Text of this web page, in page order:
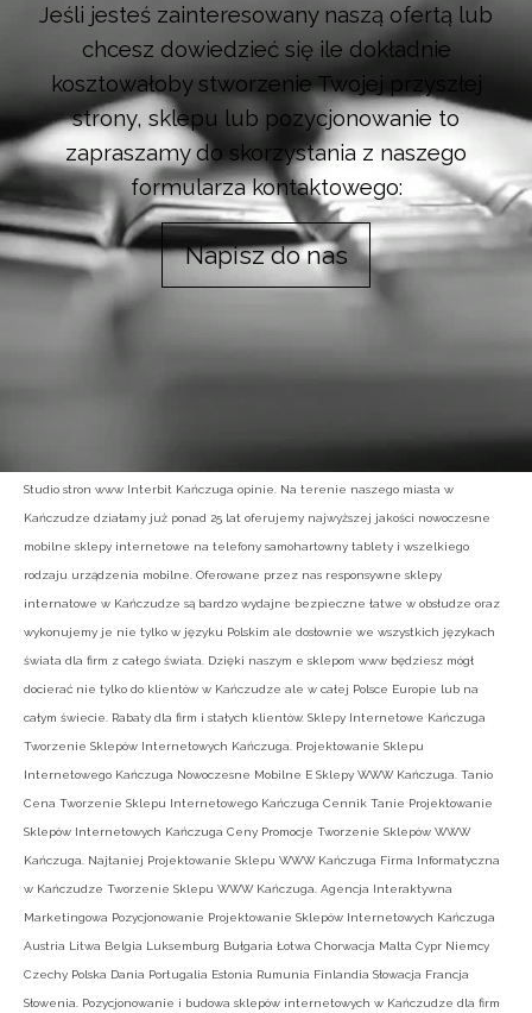
Jeśli jesteś zainteresowany naszą ofertą lub
chcesz dowiedzieć się ile dokładnie
kosztowałoby stworzenie Twojej przyszłej
strony, sklepu lub pozycjonowanie to
zapraszamy do skorzystania z naszego
formularza kontaktowego:
Napisz do nas
Studio stron www Interbit Kańczuga opinie. Na terenie naszego miasta w
Kańczudze działamy już ponad 25 lat oferujemy najwyższej jakości nowoczesne
mobilne sklepy internetowe na telefony samohartowny tablety i wszelkiego
rodzaju urządzenia mobilne. Oferowane przez nas responsywne sklepy
internatowe w Kańczudze są bardzo wydajne bezpieczne łatwe w obsłudze oraz
wykonujemy je nie tylko w języku Polskim ale dosłownie we wszystkich językach
świata dla firm z całego świata. Dzięki naszym e sklepom www będziesz mógł
docierać nie tylko do klientów w Kańczudze ale w całej Polsce Europie lub na
całym świecie. Rabaty dla firm i stałych klientów. Sklepy Internetowe Kańczuga
Tworzenie Sklepów Internetowych Kańczuga. Projektowanie Sklepu
Internetowego Kańczuga Nowoczesne Mobilne E Sklepy WWW Kańczuga. Tanio
Cena Tworzenie Sklepu Internetowego Kańczuga Cennik Tanie Projektowanie
Sklepów Internetowych Kańczuga Ceny Promocje Tworzenie Sklepów WWW
Kańczuga. Najtaniej Projektowanie Sklepu WWW Kańczuga Firma Informatyczna
w Kańczudze Tworzenie Sklepu WWW Kańczuga. Agencja Interaktywna
Marketingowa Pozycjonowanie Projektowanie Sklepów Internetowych Kańczuga
Austria Litwa Belgia Luksemburg Bułgaria Łotwa Chorwacja Malta Cypr Niemcy
Czechy Polska Dania Portugalia Estonia Rumunia Finlandia Słowacja Francja
Słowenia. Pozycjonowanie i budowa sklepów internetowych w Kańczudze dla firm